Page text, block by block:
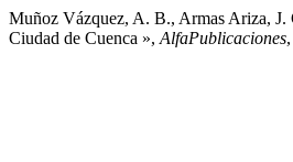
Muñoz Vázquez, A. B., Armas Ariza, J.
Ciudad de Cuenca », AlfaPublicaciones